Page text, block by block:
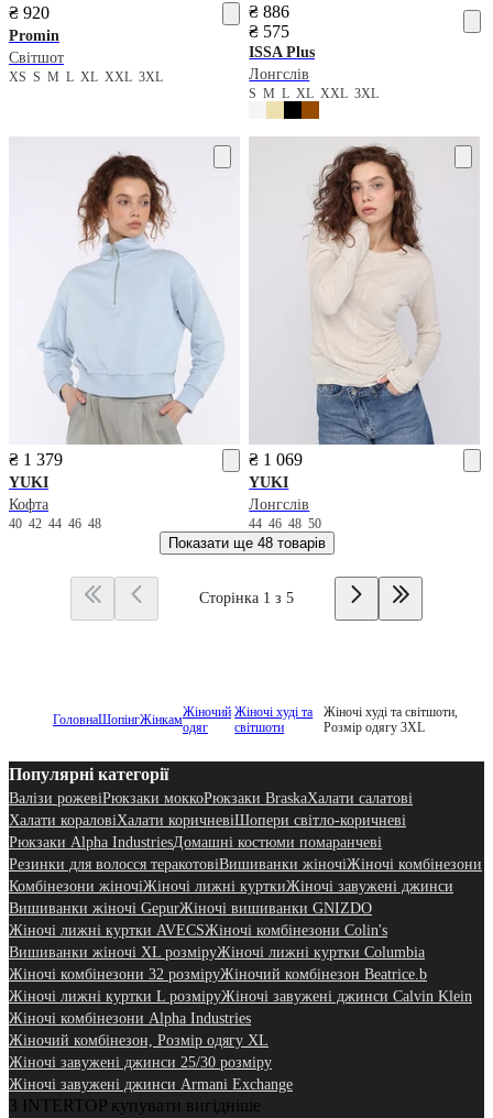
₴ 920
Promin
Світшот
XS S M L XL XXL 3XL
₴ 886
₴ 575
ISSA Plus
Лонгслів
SMLXLXXL3XL
₴ 1 379
YUKI
Кофта
40 42 44 46 48
₴ 1 069
YUKI
Лонгслів
44464850
Показати ще 48 товарів
Сторінка 1 з 5
ГоловнаШопінгЖінкамЖіночий
одяг
Жіночі худі та
світшоти
Жіночі худі та світшоти,
Розмір одягу 3XL
Популярні категорії
Валізи рожевіРюкзаки моккоРюкзаки BraskaХалати салатові
Халати кораловіХалати коричневіШопери світло-коричневі
Рюкзаки Alpha IndustriesДомашні костюми помаранчеві
Резинки для волосся теракотовіВишиванки жіночіЖіночі комбінезони
Комбінезони жіночіЖіночі лижні курткиЖіночі завужені джинси
Вишиванки жіночі GepurЖіночі вишиванки GNIZDO
Жіночі лижні куртки AVECSЖіночі комбінезони Colin's
Вишиванки жіночі XL розміруЖіночі лижні куртки Columbia
Жіночі комбінезони 32 розміруЖіночий комбінезон Beatrice.b
Жіночі лижні куртки L розміруЖіночі завужені джинси Calvin Klein
Жіночі комбінезони Alpha Industries
Жіночий комбінезон, Розмір одягу XL
Жіночі завужені джинси 25/30 розміру
Жіночі завужені джинси Armani Exchange
З INTERTOP купувати вигідніше